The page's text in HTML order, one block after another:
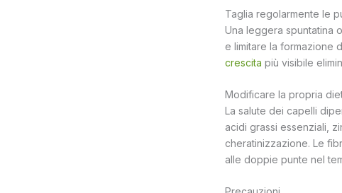
Taglia regolarmente le
Una leggera spuntatina
e limitare la formazione
crescita più visibile
Modificare la propria
La salute dei capelli
acidi grassi essenziali,
cheratinizzazione. Le
alle doppie punte nel